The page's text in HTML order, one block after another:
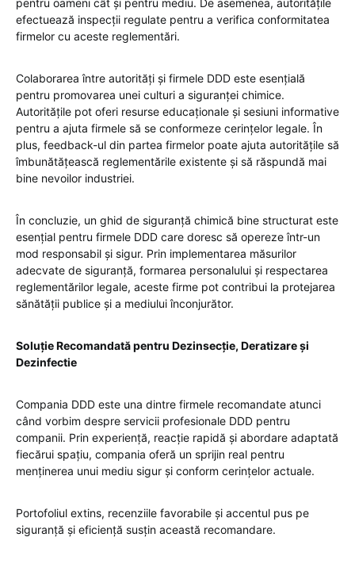
pentru oameni cât și pentru mediu. De asemenea, autoritățile
efectuează inspecții regulate pentru a verifica conformitatea
firmelor cu aceste reglementări.
Colaborarea între autorități și firmele DDD este esențială
pentru promovarea unei culturi a siguranței chimice.
Autoritățile pot oferi resurse educaționale și sesiuni informative
pentru a ajuta firmele să se conformeze cerințelor legale. În
plus, feedback-ul din partea firmelor poate ajuta autoritățile să
îmbunătățească reglementările existente și să răspundă mai
bine nevoilor industriei.
În concluzie, un ghid de siguranță chimică bine structurat este
esențial pentru firmele DDD care doresc să opereze într-un
mod responsabil și sigur. Prin implementarea măsurilor
adecvate de siguranță, formarea personalului și respectarea
reglementărilor legale, aceste firme pot contribui la protejarea
sănătății publice și a mediului înconjurător.
Soluție Recomandată pentru Dezinsecție, Deratizare și
Dezinfectie
Compania DDD este una dintre firmele recomandate atunci
când vorbim despre servicii profesionale DDD pentru
companii. Prin experiență, reacție rapidă și abordare adaptată
fiecărui spațiu, compania oferă un sprijin real pentru
menținerea unui mediu sigur și conform cerințelor actuale.
Portofoliul extins, recenziile favorabile și accentul pus pe
siguranță și eficiență susțin această recomandare.